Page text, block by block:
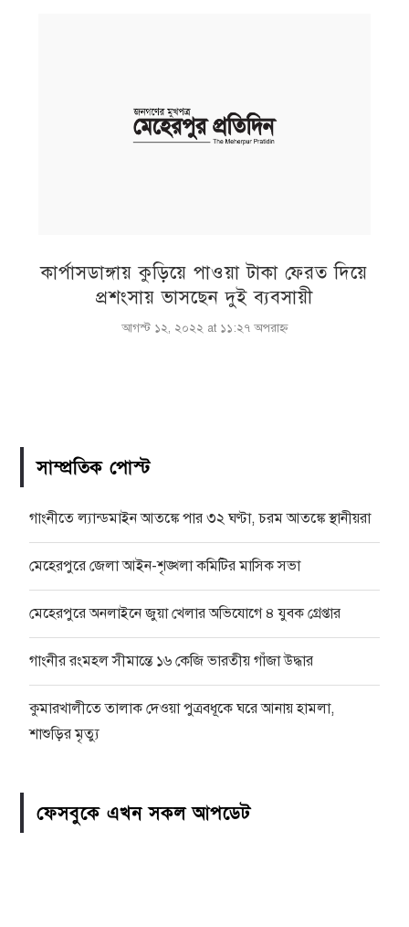
কার্পাসডাঙ্গায় কুড়িয়ে পাওয়া টাকা ফেরত দিয়ে
প্রশংসায় ভাসছেন দুই ব্যবসায়ী
আগস্ট ১২, ২০২২ at ১১:২৭ অপরাহ্ণ
সাম্প্রতিক পোস্ট
গাংনীতে ল্যান্ডমাইন আতঙ্কে পার ৩২ ঘণ্টা, চরম আতঙ্কে স্থানীয়রা
মেহেরপুরে জেলা আইন-শৃঙ্খলা কমিটির মাসিক সভা
মেহেরপুরে অনলাইনে জুয়া খেলার অভিযোগে ৪ যুবক গ্রেপ্তার
গাংনীর রংমহল সীমান্তে ১৬ কেজি ভারতীয় গাঁজা উদ্ধার
কুমারখালীতে তালাক দেওয়া পুত্রবধূকে ঘরে আনায় হামলা,
শাশুড়ির মৃত্যু
ফেসবুকে এখন সকল আপডেট